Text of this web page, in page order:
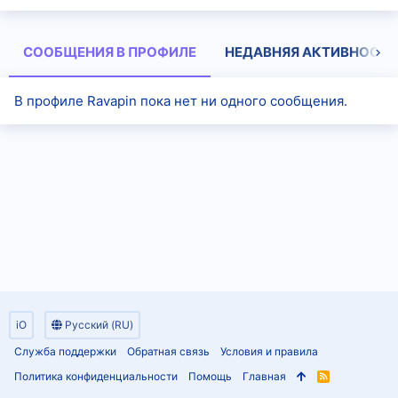
СООБЩЕНИЯ В ПРОФИЛЕ НЕДАВНЯЯ АКТИВНОСТЬ
В профиле Ravapin пока нет ни одного сообщения.
iO
Русский (RU)
Служба поддержки
Обратная связь
Условия и правила
Политика конфиденциальности
Помощь Главная
R